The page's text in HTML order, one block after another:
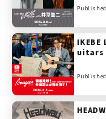
IKEBE
uitars
マンギ